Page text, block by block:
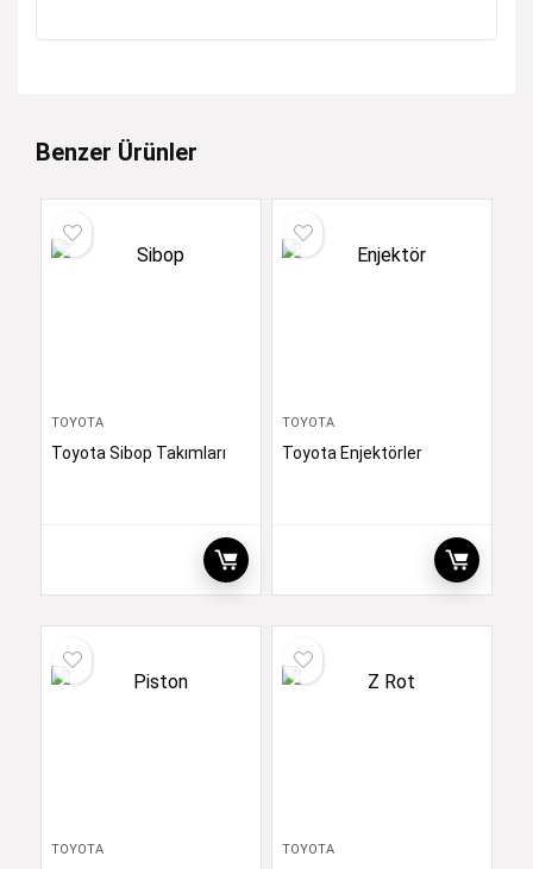
Benzer Ürünler
TOYOTA
Toyota Sibop Takımları
TOYOTA
Toyota Enjektörler
TOYOTA TOYOTA